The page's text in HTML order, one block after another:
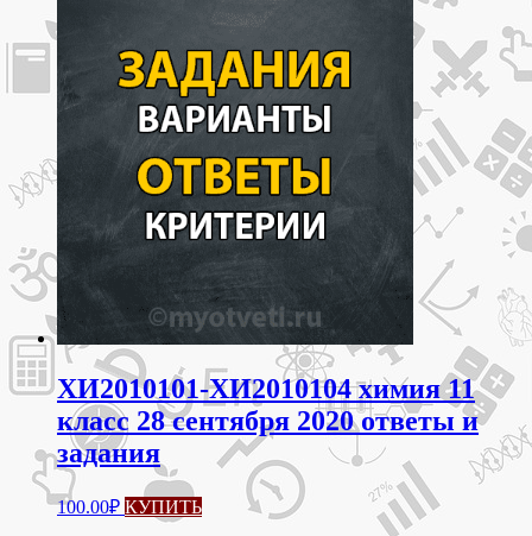
ХИ2010101-ХИ2010104 химия 11
класс 28 сентября 2020 ответы и
задания
100.00₽ КУПИТЬ